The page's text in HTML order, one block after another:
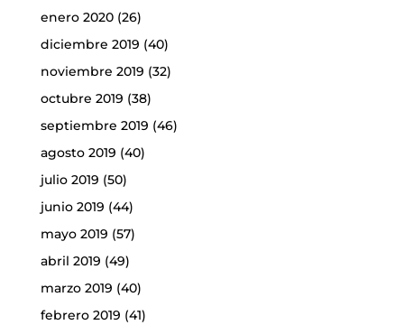
enero 2020(26)
diciembre 2019 (40)
noviembre 2019 (32)
octubre 2019 (38)
septiembre 2019 (46)
agosto 2019 (40)
julio 2019 (50)
junio 2019 (44)
mayo 2019 (57)
abril 2019 (49)
marzo 2019 (40)
febrero 2019 (41)